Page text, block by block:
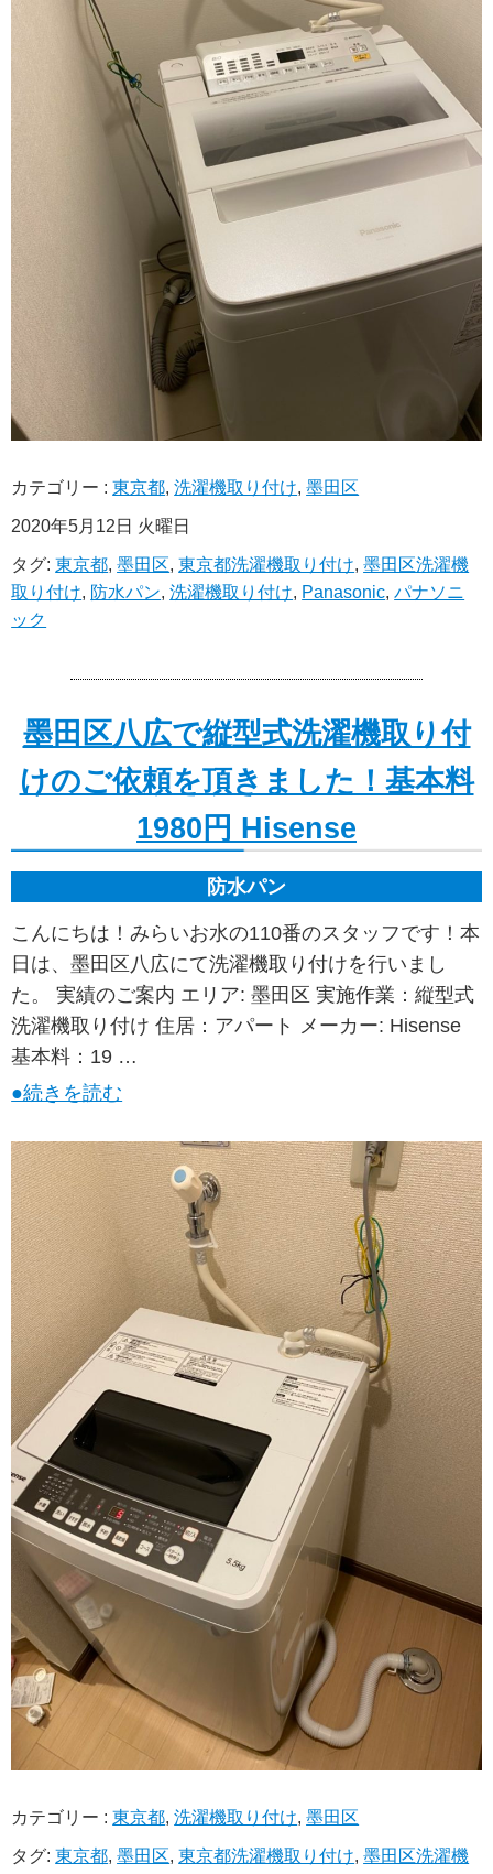
カテゴリー :東京都,洗濯機取り付け,墨田区
2020年5月12日 火曜日
タグ:東京都,墨田区,東京都洗濯機取り付け,墨田区洗濯機
取り付け, 防水パン,洗濯機取り付け, Panasonic,パナソニ
ック
墨田区八広で縦型式洗濯機取り付
けのご依頼を頂きました！基本料
1980円 Hisense
防水パン
こんにちは！みらいお水の110番のスタッフです！本
日は、墨田区八広にて洗濯機取り付けを行いまし
た。 実績のご案内 エリア: 墨田区 実施作業：縦型式
洗濯機取り付け 住居：アパート メーカー: Hisense
基本料：19 …
●続きを読む
カテゴリー :東京都,洗濯機取り付け,墨田区
タグ:東京都,墨田区,東京都洗濯機取り付け,墨田区洗濯機